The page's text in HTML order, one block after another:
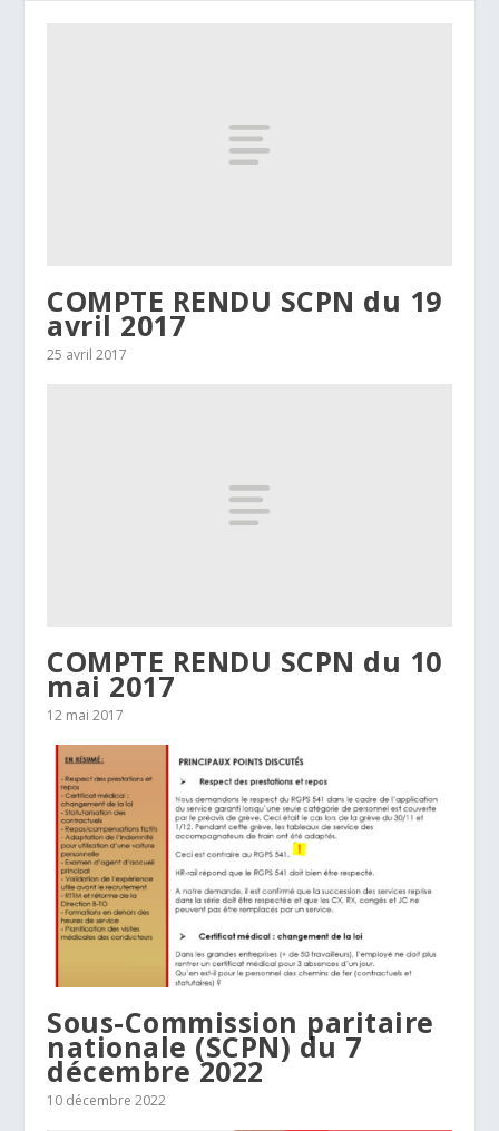
COMPTE RENDU SCPN du 19
avril 2017
25 avril 2017
COMPTE RENDU SCPN du 10
mai 2017
12 mai 2017
Sous-Commission paritaire
nationale (SCPN) du 7
décembre 2022
10 décembre 2022